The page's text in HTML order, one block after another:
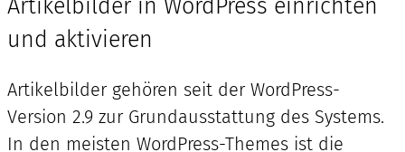
Artikelbilder in WordPress einrichten
und aktivieren
Artikelbilder gehören seit der WordPress-
Version 2.9 zur Grundausstattung des Systems.
In den meisten WordPress-Themes ist die